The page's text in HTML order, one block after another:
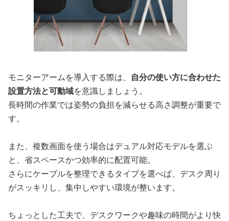
モニターアームを導入する際は、 自分の使い方に合わせた
設置方法と可動域を意識しましょう。
長時間の作業では姿勢の負担を減らせる高さ調整が重要で
す。
また、複数画面を使う場合はデュアル対応モデルを選ぶ
と、省スペースかつ効率的に配置可能。
さらにケーブルを整理できるタイプを選べば、デスク周り
がスッキリし、集中しやすい環境が整います。
ちょっとした工夫で、デスクワークや趣味の時間がより快